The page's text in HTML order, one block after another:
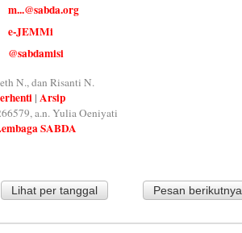
m...@sabda.org
e-JEMMi
@sabdamisi
N., dan Risanti N.
| Arsip
a.n. Yulia Oeniyati
SABDA
Lihat per tanggal Pesan berikutnya